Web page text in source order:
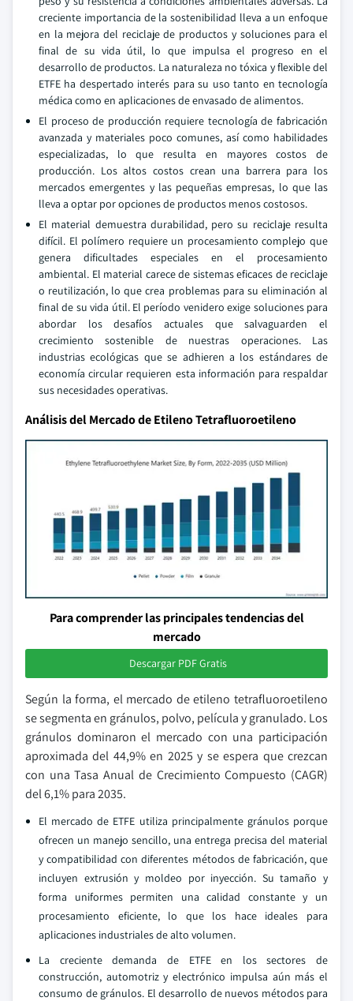
creciente importancia de la sostenibilidad lleva a un enfoque
en la mejora del reciclaje de productos y soluciones para el
final de su vida útil, lo que impulsa el progreso en el
desarrollo de productos. La naturaleza no tóxica y flexible del
ETFE ha despertado interés para su uso tanto en tecnología
médica como en aplicaciones de envasado de alimentos.
El proceso de producción requiere tecnología de fabricación
avanzada y materiales poco comunes, así como habilidades
especializadas, lo que resulta en mayores costos de
producción. Los altos costos crean una barrera para los
mercados emergentes y las pequeñas empresas, lo que las
lleva a optar por opciones de productos menos costosos.
El material demuestra durabilidad, pero su reciclaje resulta
difícil. El polímero requiere un procesamiento complejo que
genera dificultades especiales en el procesamiento
ambiental. El material carece de sistemas eficaces de reciclaje
o reutilización, lo que crea problemas para su eliminación al
final de su vida útil. El período venidero exige soluciones para
abordar los desafíos actuales que salvaguarden el
crecimiento sostenible de nuestras operaciones. Las
industrias ecológicas que se adhieren a los estándares de
economía circular requieren esta información para respaldar
sus necesidades operativas.
Análisis del Mercado de Etileno Tetrafluoroetileno
Para comprender las principales tendencias del
mercado
Descargar PDF Gratis
Según la forma, el mercado de etileno tetrafluoroetileno
se segmenta en gránulos, polvo, película y granulado. Los
gránulos dominaron el mercado con una participación
aproximada del 44,9% en 2025 y se espera que crezcan
con una Tasa Anual de Crecimiento Compuesto (CAGR)
del 6,1% para 2035.
El mercado de ETFE utiliza principalmente gránulos porque
ofrecen un manejo sencillo, una entrega precisa del material
y compatibilidad con diferentes métodos de fabricación, que
incluyen extrusión y moldeo por inyección. Su tamaño y
forma uniformes permiten una calidad constante y un
procesamiento eficiente, lo que los hace ideales para
aplicaciones industriales de alto volumen.
La creciente demanda de ETFE en los sectores de
construcción, automotriz y electrónico impulsa aún más el
consumo de gránulos. El desarrollo de nuevos métodos para